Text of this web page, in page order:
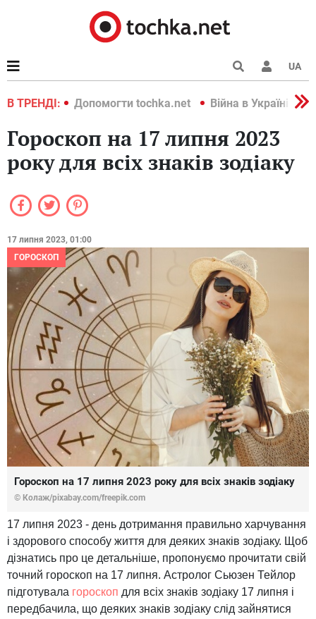
UA
В ТРЕНДІ:
2022 Допомогти tochka.net Війна в Україні 2022
Гороскоп на 17 липня 2023
року для всіх знаків зодіаку
17 липня 2023, 01:00
ГОРОСКОП
Гороскоп на 17 липня 2023 року для всіх знаків зодіаку
© Колаж/pixabay.com/freepik.com
17 липня 2023 - день дотримання правильно харчування
і здорового способу життя для деяких знаків зодіаку. Щоб
дізнатись про це детальніше, пропонуємо прочитати свій
точний гороскоп на 17 липня. Астролог Сьюзен Тейлор
підготувала гороскоп для всіх знаків зодіаку 17 липня і
передбачила, що деяких знаків зодіаку слід зайнятися